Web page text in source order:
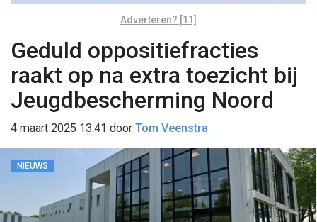
Adverteren? [11]
Geduld oppositiefracties
raakt op na extra toezicht bij
Jeugdbescherming Noord
4 maart 2025 13:41 door Tom Veenstra
NIEUWS